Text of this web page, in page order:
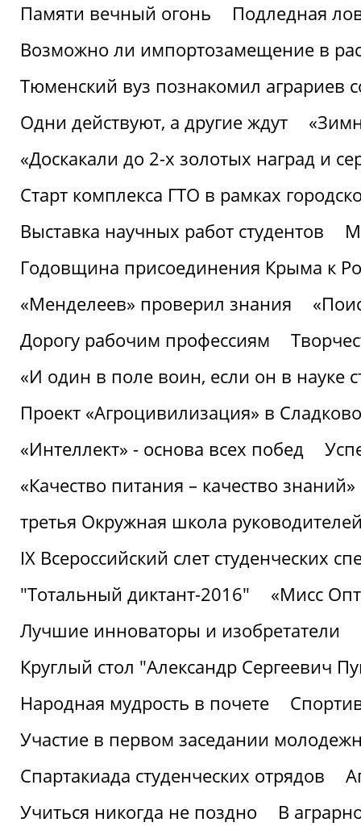
Памяти вечный огонь
Подледная
Возможно ли импортозамещение в
Тюменский вуз познакомил аграриев
Одни действуют, а другие ждут
«Доскакали до 2-х золотых наград и
Старт комплекса ГТО в рамках
Выставка научных работ студентов
Годовщина присоединения Крыма к
«Менделеев» проверил знания
Дорогу рабочим профессиям
«И один в поле воин, если он в науке
Проект «Агроцивилизация» в Сладково
«Интеллект» - основа всех побед
«Качество питания – качество знаний»
третья Окружная школа
IХ Всероссийский слет студенческих
"Тотальный диктант-2016"
«Мисс
Лучшие инноваторы и изобретатели
Круглый стол "Александр Сергеевич
Народная мудрость в почете
Участие в первом заседании
Спартакиада студенческих отрядов
Учиться никогда не поздно
В